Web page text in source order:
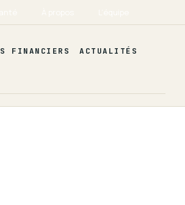
FINANCIERS ACTUALITÉS